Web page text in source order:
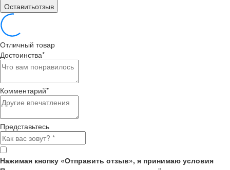
Оставитьотзыв
Отличный товар
Достоинства*
Комментарий*
Представьтесь
Нажимая кнопку «Отправить отзыв», я принимаю условия